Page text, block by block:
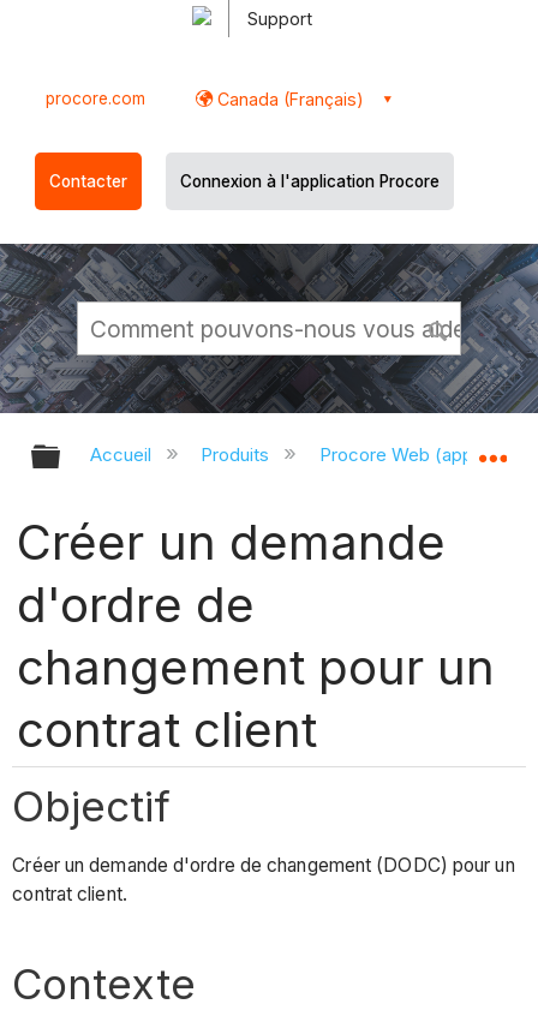
Support
procore.com Canada (Français)
Contacter Connexion à l'application Procore
Développer/réduire la hiérarchie
Accueil Produits Procore Web
Créer un demande
d'ordre de
changement pour un
contrat client
Objectif
Créer un demande d'ordre de changement (DODC) pour un
contrat client.
Contexte